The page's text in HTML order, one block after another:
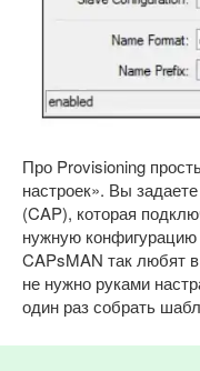
Про Provisioning
настроек». Вы
(CAP), которая
нужную
CAPsMAN так любят
не нужно руками
один раз собрать